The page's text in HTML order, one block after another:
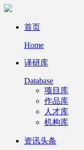
首页
Home
译研库
Database
项目库
作品库
人才库
机构库
资讯头条